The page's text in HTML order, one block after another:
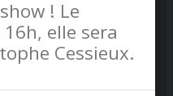
! Le
elle sera
Cessieux.